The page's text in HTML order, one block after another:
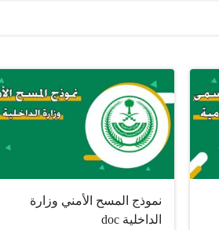
نموذج المسح الأمني وزارة
الداخلية doc